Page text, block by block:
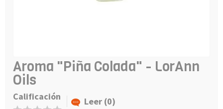
Aroma "Piña Colada" - LorAnn
Oils
Calificación Leer (0)